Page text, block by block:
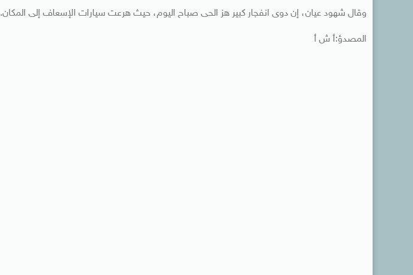
وقال شهود عيان، إن دوى انفجار كبير هز الحى صباح اليوم، حيث هرعت سيارات الإسعاف إلى المكان.
المصدؤ:أ ش أ